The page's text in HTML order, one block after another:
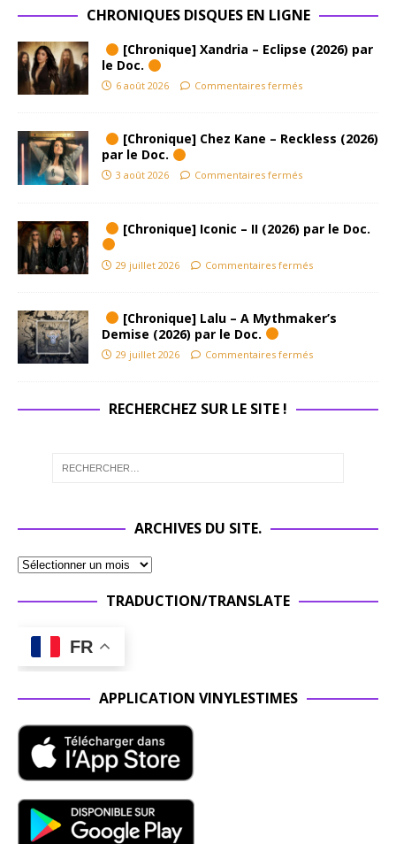
CHRONIQUES DISQUES EN LIGNE
[Chronique] Xandria – Eclipse (2026) par
le Doc.
6 août 2026 Commentaires fermés
[Chronique] Chez Kane – Reckless (2026)
par le Doc.
3 août 2026 Commentaires fermés
[Chronique] Iconic – II (2026) par le Doc.
29 juillet 2026 Commentaires fermés
[Chronique] Lalu – A Mythmaker’s
Demise (2026) par le Doc.
29 juillet 2026 Commentaires fermés
RECHERCHEZ SUR LE SITE !
ARCHIVES DU SITE.
TRADUCTION/TRANSLATE
FR
APPLICATION VINYLESTIMES